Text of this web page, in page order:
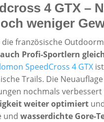
4 GTX –
weniger
französische
Profi-Sportlern
SpeedCross 4 GTX
Trails. Die
nochmals
weiter optimiert
undwasserdichte Gore-